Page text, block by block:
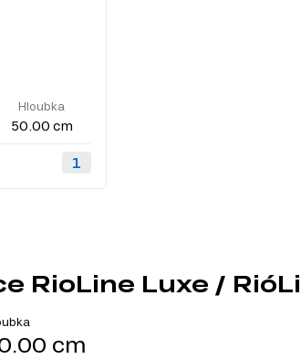
Hloubka
50.00 cm
RioLine Luxe /
cm